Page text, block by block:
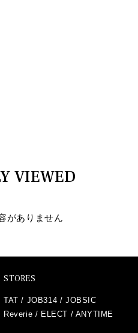
VIEWED
がありません
STORES
TAT / JOB314 /JOBSIC
Reverie / ELECT / ANYTIME